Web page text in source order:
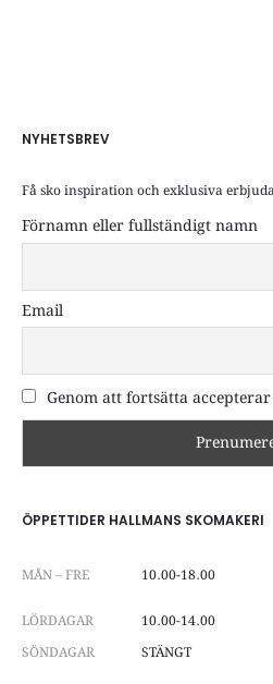
NYHETSBREV
Få sko inspiration och exklusiva
Förnamn eller fullständigt namn
Email
Genom att fortsätta
ÖPPETTIDER HALLMANS SKOMAKERI
MÅN – FRE 10.00-18.00
LÖRDAGAR
10.00-14.00
SÖNDAGAR
STÄNGT